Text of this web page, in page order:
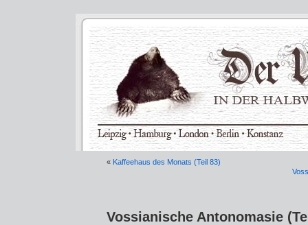
« Kaffeehaus des Monats (Teil 83)
Vossianische Antonomasie